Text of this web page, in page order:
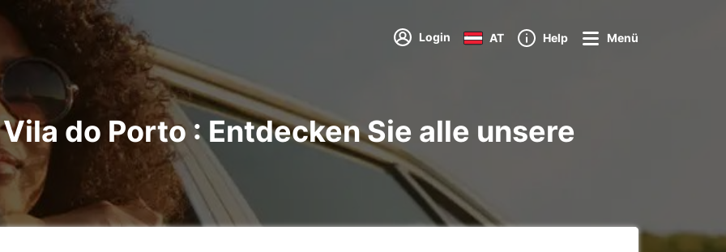
Login AT Help Menü
do Porto : Entdecken Sie alle unsere